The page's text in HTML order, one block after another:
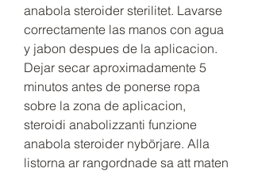
anabola steroider sterilitet. Lavarse
correctamente las manos con agua
y jabon despues de la aplicacion.
Dejar secar aproximadamente 5
minutos antes de ponerse ropa
sobre la zona de aplicacion,
steroidi anabolizzanti funzione
anabola steroider nybörjare. Alla
listorna ar rangordnade sa att maten